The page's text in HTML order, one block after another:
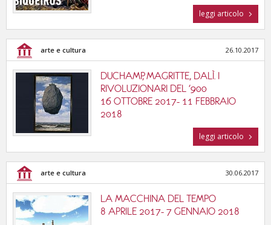
leggi articolo
arte e cultura 26.10.2017
DUCHAMP, MAGRITTE, DALÌ. I
RIVOLUZIONARI DEL '900
16 OTTOBRE 2017- 11 FEBBRAIO
2018
leggi articolo
arte e cultura 30.06.2017
LA MACCHINA DEL TEMPO
8 APRILE 2017- 7 GENNAIO 2018